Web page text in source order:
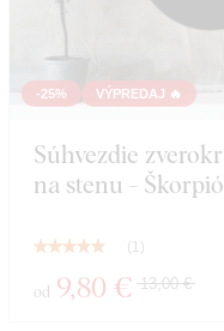
-25% VÝPREDAJ 🔥
Súhvezdie
na stenu -
(1)
od 9,80 € 13,00 €